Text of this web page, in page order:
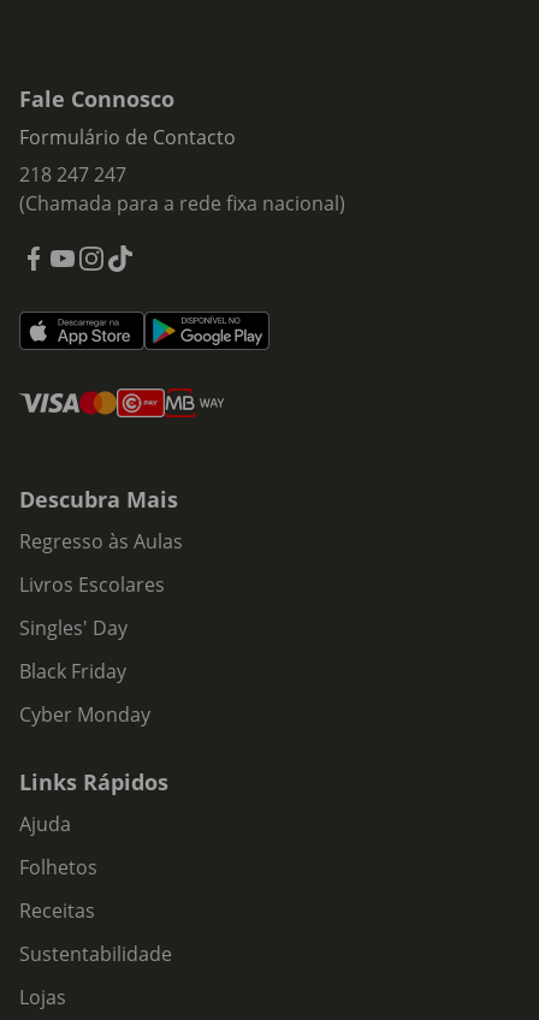
Fale Connosco
Formulário de Contacto
218 247 247
(Chamada para a rede fixa nacional)
Descubra Mais
Regresso às Aulas
Livros Escolares
Singles' Day
Black Friday
Cyber Monday
Links Rápidos
Ajuda
Folhetos
Receitas
Sustentabilidade
Lojas